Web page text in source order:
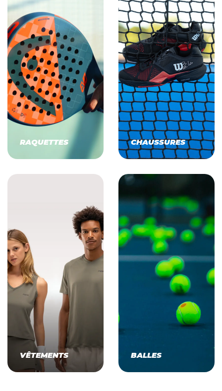
RAQUETTES CHAUSSURES
VÊTEMENTS BALLES